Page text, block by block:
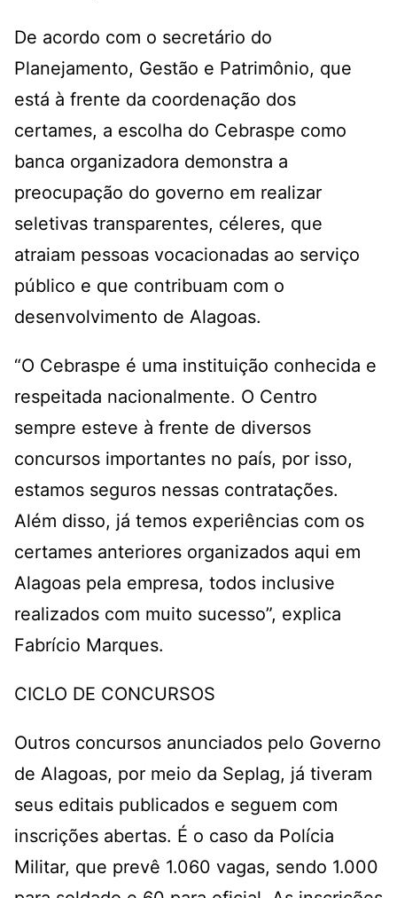
De acordo com o secretário do
Planejamento, Gestão e Patrimônio, que
está à frente da coordenação dos
certames, a escolha do Cebraspe como
banca organizadora demonstra a
preocupação do governo em realizar
seletivas transparentes, céleres, que
atraiam pessoas vocacionadas ao serviço
público e que contribuam com o
desenvolvimento de Alagoas.
“O Cebraspe é uma instituição conhecida e
respeitada nacionalmente. O Centro
sempre esteve à frente de diversos
concursos importantes no país, por isso,
estamos seguros nessas contratações.
Além disso, já temos experiências com os
certames anteriores organizados aqui em
Alagoas pela empresa, todos inclusive
realizados com muito sucesso”, explica
Fabrício Marques.
CICLO DE CONCURSOS
Outros concursos anunciados pelo Governo
de Alagoas, por meio da Seplag, já tiveram
seus editais publicados e seguem com
inscrições abertas. É o caso da Polícia
Militar, que prevê 1.060 vagas, sendo 1.000